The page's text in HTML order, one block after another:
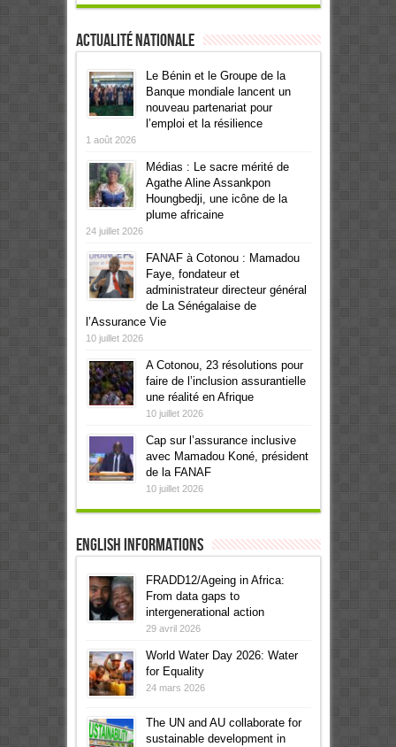
Actualité Nationale
Le Bénin et le Groupe de la
Banque mondiale lancent un
nouveau partenariat pour
l’emploi et la résilience
1 août 2026
Médias : Le sacre mérité de
Agathe Aline Assankpon
Houngbedji, une icône de la
plume africaine
24 juillet 2026
FANAF à Cotonou : Mamadou
Faye, fondateur et
administrateur directeur général
de La Sénégalaise de
l’Assurance Vie
10 juillet 2026
A Cotonou, 23 résolutions pour
faire de l’inclusion assurantielle
une réalité en Afrique
10 juillet 2026
Cap sur l’assurance inclusive
avec Mamadou Koné, président
de la FANAF
10 juillet 2026
English informations
FRADD12/Ageing in Africa:
From data gaps to
intergenerational action
29 avril 2026
World Water Day 2026: Water
for Equality
24 mars 2026
The UN and AU collaborate for
sustainable development in